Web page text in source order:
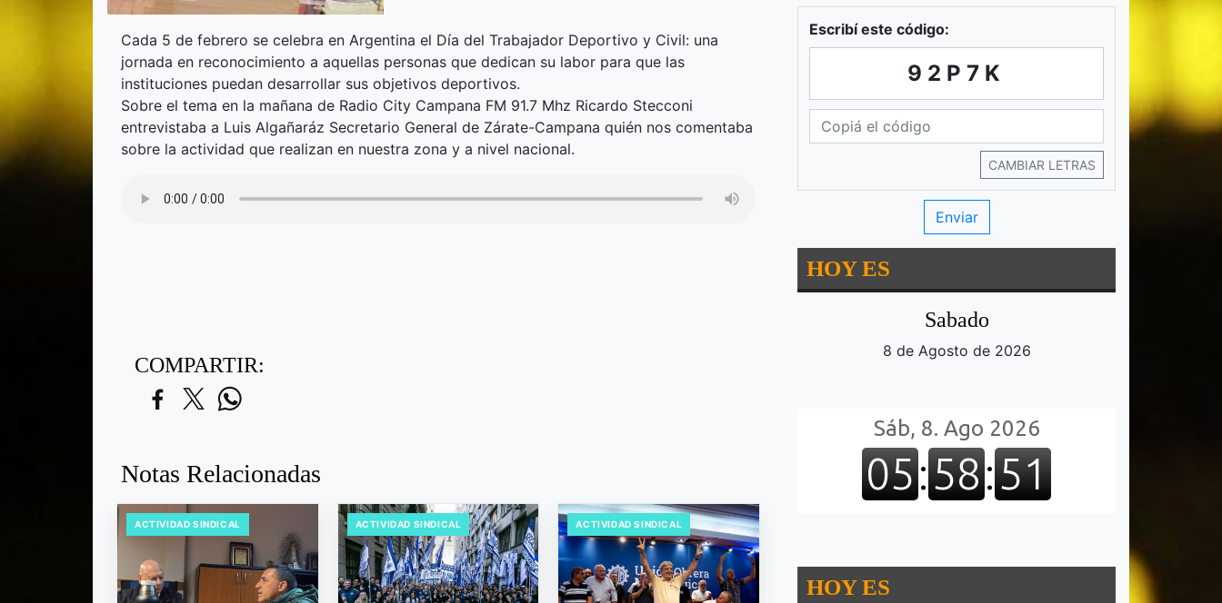
Cada 5 de febrero se celebra en Argentina el Día del Trabajador Deportivo y Civil: una
jornada en reconocimiento a aquellas personas que dedican su labor para que las
instituciones puedan desarrollar sus objetivos deportivos.
Sobre el tema en la mañana de Radio City Campana FM 91.7 Mhz Ricardo Stecconi
entrevistaba a Luis Algañaráz Secretario General de Zárate-Campana quién nos comentaba
sobre la actividad que realizan en nuestra zona y a nivel nacional.
COMPARTIR:
Notas Relacionadas
ACTIVIDAD SINDICAL ACTIVIDAD SINDICAL ACTIVIDAD SINDICAL
Escribí este código:
92P7K
CAMBIAR LETRAS
HOY ES
Sabado
8 de Agosto de 2026
HOY ES